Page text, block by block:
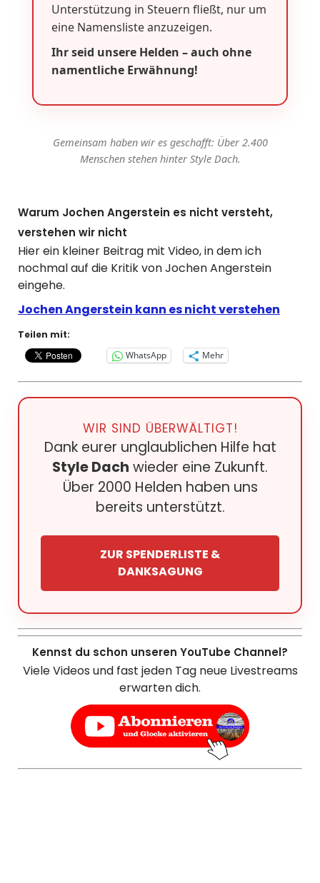
Unterstützung in Steuern fließt, nur um
eine Namensliste anzuzeigen.
Ihr seid unsere Helden – auch ohne
namentliche Erwähnung!
Gemeinsam haben wir es geschafft: Über 2.400
Menschen stehen hinter Style Dach.
Warum Jochen Angerstein es nicht versteht,
verstehen wir nicht
Hier ein kleiner Beitrag mit Video, in dem ich
nochmal auf die Kritik von Jochen Angerstein
eingehe.
Jochen Angerstein kann es nicht verstehen
Teilen mit:
WhatsApp
Mehr
WIR SIND ÜBERWÄLTIGT!
Dank eurer unglaublichen Hilfe hat
Style Dach wieder eine Zukunft.
Über 2000 Helden haben uns
bereits unterstützt.
ZUR SPENDERLISTE &
DANKSAGUNG
Kennst du schon unseren YouTube Channel?
Viele Videos und fast jeden Tag neue Livestreams
erwarten dich.